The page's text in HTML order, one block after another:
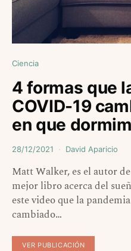
Ciencia
4 formas que
COVID-19
en que
28/12/2021 David Aparicio
Matt Walker, es el autor
mejor libro acerca del
este video que la
cambiado…
VER PUBLICACIÓN